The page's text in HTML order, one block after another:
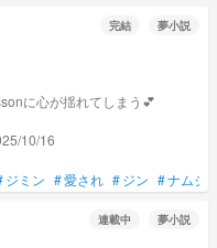
完結 夢小説
に心が揺れてしまう💕
10/16
ジミン #愛され #ジン #ナムジ
連載中 夢小説